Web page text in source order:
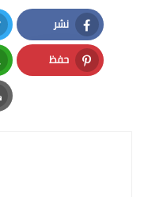
نشر
Facebook
حفظ
Pinterest